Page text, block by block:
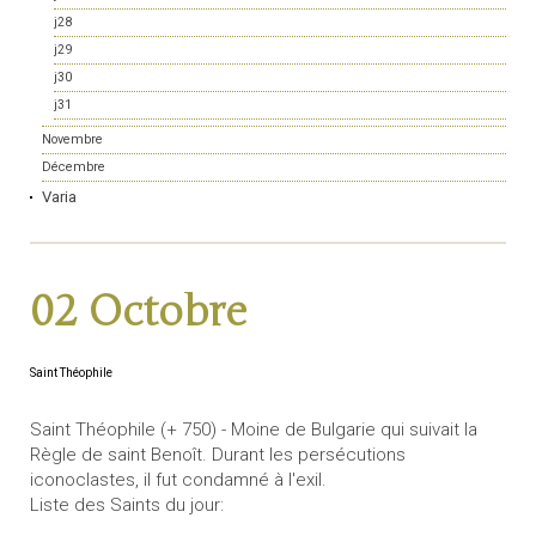
j28
j29
j30
j31
Novembre
Décembre
Varia
02 Octobre
Saint Théophile
Saint Théophile (+ 750) - Moine de Bulgarie qui suivait la
Règle de saint Benoît. Durant les persécutions
iconoclastes, il fut condamné à l'exil.
Liste des Saints du jour: